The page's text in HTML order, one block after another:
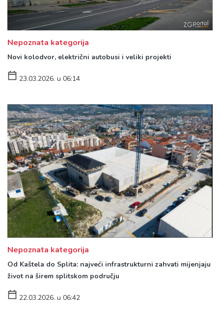
Nepoznata kategorija
Novi kolodvor, električni autobusi i veliki projekti
23.03.2026. u 06:14
Nepoznata kategorija
Od Kaštela do Splita: najveći infrastrukturni zahvati mijenjaju
život na širem splitskom području
22.03.2026. u 06:42